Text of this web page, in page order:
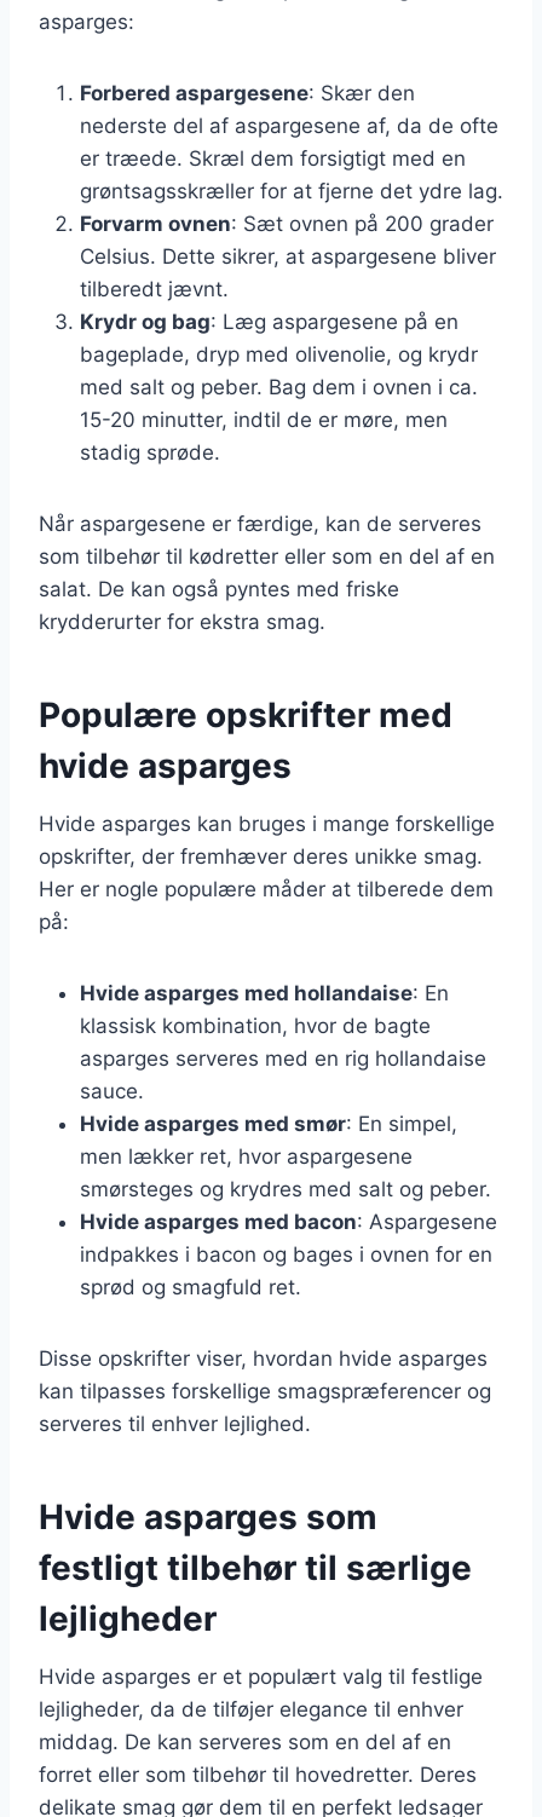
asparges:
Forbered aspargesene: Skær den
nederste del af aspargesene af, da de ofte
er træede. Skræl dem forsigtigt med en
grøntsagsskræller for at fjerne det ydre lag.
Forvarm ovnen: Sæt ovnen på 200 grader
Celsius. Dette sikrer, at aspargesene bliver
tilberedt jævnt.
Krydr og bag: Læg aspargesene på en
bageplade, dryp med olivenolie, og krydr
med salt og peber. Bag dem i ovnen i ca.
15-20 minutter, indtil de er møre, men
stadig sprøde.
Når aspargesene er færdige, kan de serveres
som tilbehør til kødretter eller som en del af en
salat. De kan også pyntes med friske
krydderurter for ekstra smag.
Populære opskrifter med
hvide asparges
Hvide asparges kan bruges i mange forskellige
opskrifter, der fremhæver deres unikke smag.
Her er nogle populære måder at tilberede dem
på:
Hvide asparges med hollandaise: En
klassisk kombination, hvor de bagte
asparges serveres med en rig hollandaise
sauce.
Hvide asparges med smør: En simpel,
men lækker ret, hvor aspargesene
smørsteges og krydres med salt og peber.
Hvide asparges med bacon: Aspargesene
indpakkes i bacon og bages i ovnen for en
sprød og smagfuld ret.
Disse opskrifter viser, hvordan hvide asparges
kan tilpasses forskellige smagspræferencer og
serveres til enhver lejlighed.
Hvide asparges som
festligt tilbehør til særlige
lejligheder
Hvide asparges er et populært valg til festlige
lejligheder, da de tilføjer elegance til enhver
middag. De kan serveres som en del af en
forret eller som tilbehør til hovedretter. Deres
delikate smag gør dem til en perfekt ledsager